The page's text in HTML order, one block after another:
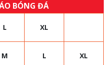
BÓNG ĐÁ
L XL
M L XL